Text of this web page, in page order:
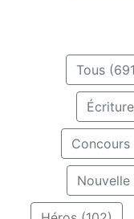
Tous
Concours
Nouvelle